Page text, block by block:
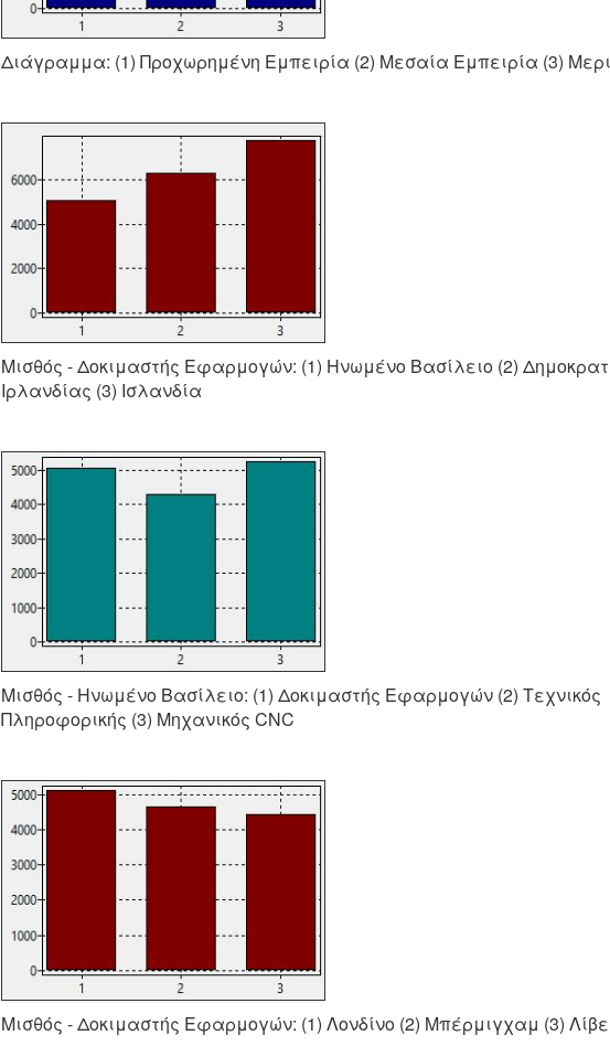
Διάγραμμα: (1) Προχωρημένη Εμπειρία (2) Μεσαία Εμπειρία (3)
Μισθός - Δοκιμαστής Εφαρμογών: (1) Ηνωμένο Βασίλειο (2)
Ιρλανδίας (3) Ισλανδία
Μισθός - Ηνωμένο Βασίλειο: (1) Δοκιμαστής Εφαρμογών (2) Τεχνικός
Πληροφορικής (3) Μηχανικός CNC
Μισθός - Δοκιμαστής Εφαρμογών: (1) Λονδίνο (2) Μπέρμιγχαμ (3)